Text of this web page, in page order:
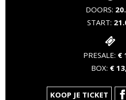
DOORS:
START:
PRESALE: €
BOX: €
KOOP JE TICKET